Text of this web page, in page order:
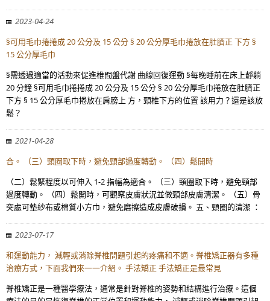
2023-04-24
§可用毛巾捲捲成 20 公分及 15 公分 § 20 公分厚毛巾捲放在肚臍正 下方 §
15 公分厚毛巾
§需透過適當的活動來促進椎間盤代謝 曲線回復運動 §每晚睡前在床上靜躺
20 分鐘 §可用毛巾捲捲成 20 公分及 15 公分 § 20 公分厚毛巾捲放在肚臍正
下方 § 15 公分厚毛巾捲放在肩膀上 方，頸椎下方的位置 該用力？還是該放
鬆？
2021-04-28
合。 （三）頸圈取下時，避免頸部過度轉動。 （四）鬆開時
（二）鬆緊程度以可伸入 1-2 指幅為適合。 （三）頸圈取下時，避免頸部
過度轉動。 （四）鬆開時，可觀察皮膚狀況並做頸部皮膚清潔。 （五）骨
突處可墊紗布或棉質小方巾，避免磨擦造成皮膚破損。 五、頸圈的清潔 ：
2023-07-17
和運動能力， 減輕或消除脊椎問題引起的疼痛和不適。脊椎矯正器有多種
治療方式，下面我們來一一介紹。 手法矯正 手法矯正是最常見
脊椎矯正是一種醫學療法，通常是針對脊椎的姿勢和結構進行治療。這個